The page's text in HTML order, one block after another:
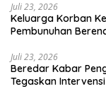
Juli 23, 2026
Keluarga Korban
Pembunuhan
Juli 23, 2026
Beredar Kabar
Tegaskan Intervensi